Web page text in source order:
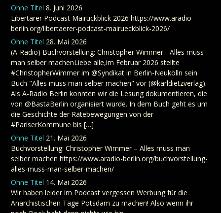
Ohne Titel 8. Juni 2026
Libertärer Podcast Mairückblick 2026 https://www.aradio-
berlin.org/libertaerer-podcast-mairueckblick-2026/
Ohne Titel 28. Mai 2026
(A-Radio) Buchvorstellung: Christopher Wimmer - Alles muss
man selber machenLiebe alle,im Februar 2026 stellte
#ChristopherWimmer im @Syndikat in Berlin-Neukölln sein
Buch "Alles muss man selber machen" vor (@karldietzverlag).
Als A-Radio Berlin konnten wir die Lesung dokumentieren, die
von @BastaBerlin organisiert wurde. In dem Buch geht es um
die Geschichte der Rätebewegungen von der
#PariserKommune bis […]
Ohne Titel 21. Mai 2026
Buchvorstellung: Christopher Wimmer – Alles muss man
selber machen https://www.aradio-berlin.org/buchvorstellung-
alles-muss-man-selber-machen/
Ohne Titel 14. Mai 2026
Wir haben leider im Podcast vergessen Werbung für die
Anarchistischen Tage Potsdam zu machen! Also wenn ihr